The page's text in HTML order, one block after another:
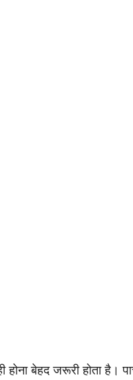
बेहद जरूरी होता है।